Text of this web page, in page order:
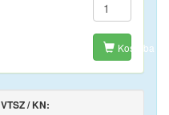
Kosárba
VTSZ / KN: